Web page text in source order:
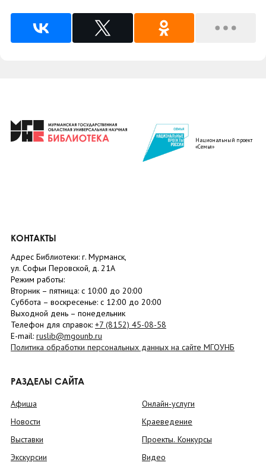
Национальный проект
«Семья»
КОНТАКТЫ
Адрес Библиотеки: г. Мурманск,
ул. Софьи Перовской, д. 21А
Режим работы:
Вторник – пятница: с 10:00 до 20:00
Суббота – воскресенье: c 12:00 до 20:00
Выходной день – понедельник
Телефон для справок: +7 (8152) 45-08-58
E-mail: ruslib@mgounb.ru
Политика обработки персональных данных на сайте МГОУНБ
РАЗДЕЛЫ САЙТА
Афиша
Новости
Выставки
Экскурсии
Онлайн-услуги
Краеведение
Проекты. Конкурсы
Видео